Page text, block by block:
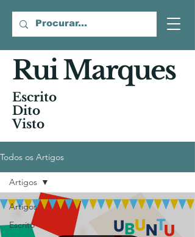
Rui Marques
Escrito
Dito
Visto
Todos os Artigos
Artigos
Escrito
Artigos